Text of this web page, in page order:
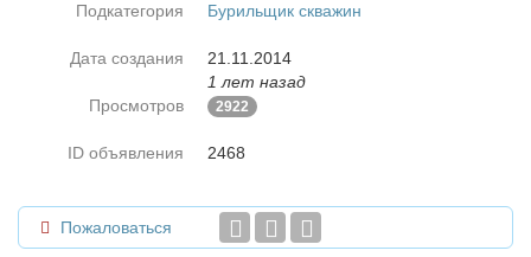
Подкатегория
Бурильщик скважин
Дата создания
21.11.2014
1 лет назад
Просмотров
2922
ID объявления 2468
Пожаловаться